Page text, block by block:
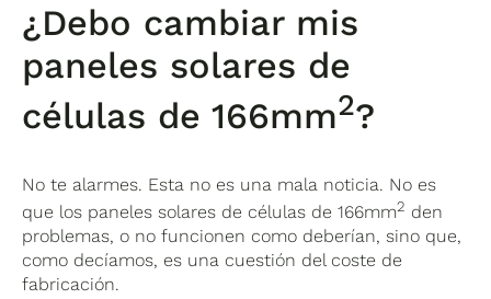
¿Debo cambiar mis
paneles solares de
células de 166mm2?
No te alarmes. Esta no es una mala noticia. No es
que los paneles solares de células de 166mm2 den
problemas, o no funcionen como deberían, sino que,
como decíamos, es una cuestión del coste de
fabricación.